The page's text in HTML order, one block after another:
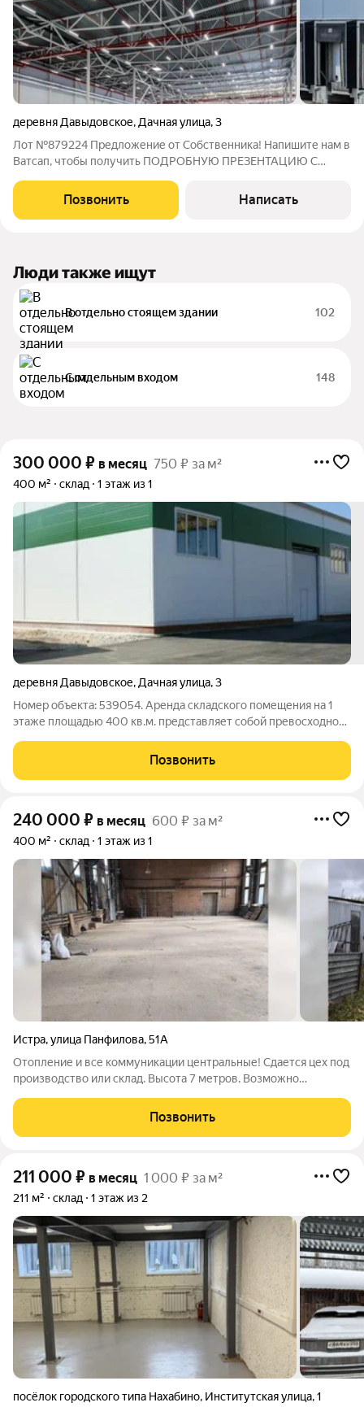
деревня Давыдовское, Дачная улица,3
Лот №879224 Предложение от Собственника! Напишите нам в
Ватсап, чтобы получить ПОДРОБНУЮ ПРЕЗЕНТАЦИЮ С
современный склад класса А+. Удобное расположение в 45 км
от МКАД по Новорижскому шоссе. Общая площадью
Позвонить Написать
Люди также ищут
В отдельно стоящем здании 102
С отдельным входом 148
300 000 ₽ в месяц 750 ₽ за м²
400 м² склад 1 этаж из 1
деревня Давыдовское, Дачная улица,3
Номер объекта: 539054. Аренда складского помещения на 1
этаже площадью 400 кв.м. представляет собой превосходное
помещение находится в стадии стандартного ремонта, что
означает возможность
Позвонить
240 000 ₽ в месяц 600 ₽ за м²
400 м² склад 1 этаж из 1
Истра,улица Панфилова,51А
Отопление и все коммуникации центральные! Сдается цех под
производство или склад. Высота 7 метров. Возможно
метров. Высота потолков 7 метров. Имеются офисные
помещения.Участок 0,5 га. Все
Позвонить
211 000 ₽ в месяц 1 000 ₽ за м²
211 м² склад 1 этаж из 2
посёлок городского типа Нахабино, Институтская улица,1